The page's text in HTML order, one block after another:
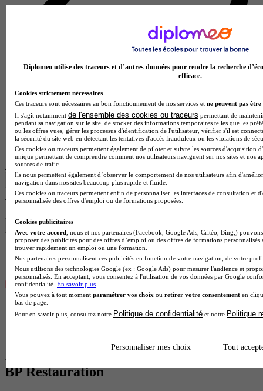
Centre de formation d'apprentis
Voir l’établissement
Afficher plus de résultats
Trouve ton BP en 1 min avec Diplomeo !
Trouver mon école
Autres villes proches de Laon où faire son
BP Restauration
Diplomeo utilise des traceurs et d’autres données pour rendre la recherche
efficace.
Cookies strictement nécessaires
Ces traceurs sont nécessaires au bon fonctionnement de nos services et ne peuvent pas être
Il s'agit notamment de l'ensemble des cookies ou traceurs permettant de
pendant sa navigation sur le site, de stocker des informations temporaires telles que les
ou les offres vues, gérer les processus d'identification de l'utilisateur, vérifier s'il est
la sécurité du site web en détectant les tentatives d'accès frauduleux ou les violations de
Ces cookies ou traceurs permettent également de piloter et suivre les sources d'acquisition
unique permettant de comprendre comment nos utilisateurs naviguent sur nos sites et nos
sources de trafic.
Ils nous permettent également d’observer le comportement de nos utilisateurs afin
navigation dans nos sites beaucoup plus rapide et fluide.
Ces cookies ou traceurs permettent enfin de personnaliser les interfaces de consultation et
personnalisée des offres d'emploi ou de formations proposées.
Cookies publicitaires
Avec votre accord , nous et nos partenaires (Facebook, Google Ads, Critéo, Bing,)
proposer des publicités pour des offres d’emploi ou des offres de formations
trouver rapidement un emploi ou une formation.
Nos partenaires personnalisent ces publicités en fonction de votre navigation, de votre
Nous utilisons des technologies Google (ex : Google Ads) pour mesurer l'audience et
personnalisés. En acceptant, vous consentez à l'utilisation de vos données par Google
confidentialité. En savoir plus
Vous pouvez à tout moment paramétrer vos choix ou retirer votre consentement en
bas de page.
Pour en savoir plus, consultez notre Politique de confidentialité et notre Politique
Personnaliser mes choix Tout